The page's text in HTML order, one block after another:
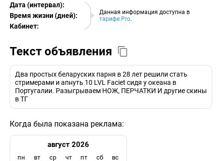
Данная информация доступна в
тарифе Pro.
Дата (интервал):
07.08.2026
Время жизни (дней):
Кабинет:
EURO
Текст объявления
Два простых беларуских парня в 28 лет решили стать
стримерами и апнуть 10 LVL Faciet сидя у океана в
Португалии. Разыгрываем НОЖ, ПЕРЧАТКИ И другие скины
в ТГ
Когда была показана реклама:
август 2026
пн вт ср чт пт сб вс